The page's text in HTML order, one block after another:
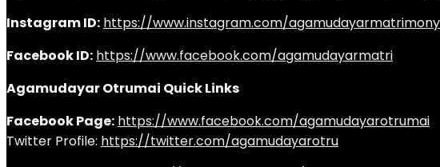
Instagram ID: https://www.instagram.com/
Facebook ID: https://www.facebook.com/agamudayarmatri
Agamudayar Otrumai Quick Links
Facebook Page: https://www.facebook.com/agamudayarotrumai
Twitter Profile: https://twitter.com/agamudayarotru